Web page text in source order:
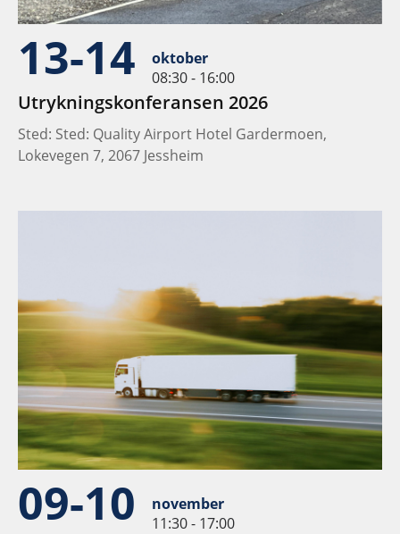
13-14
oktober
08:30 - 16:00
Utrykningskonferansen 2026
Sted: Sted: Quality Airport Hotel Gardermoen,
Lokevegen 7, 2067 Jessheim
09-10
november
11:30 - 17:00